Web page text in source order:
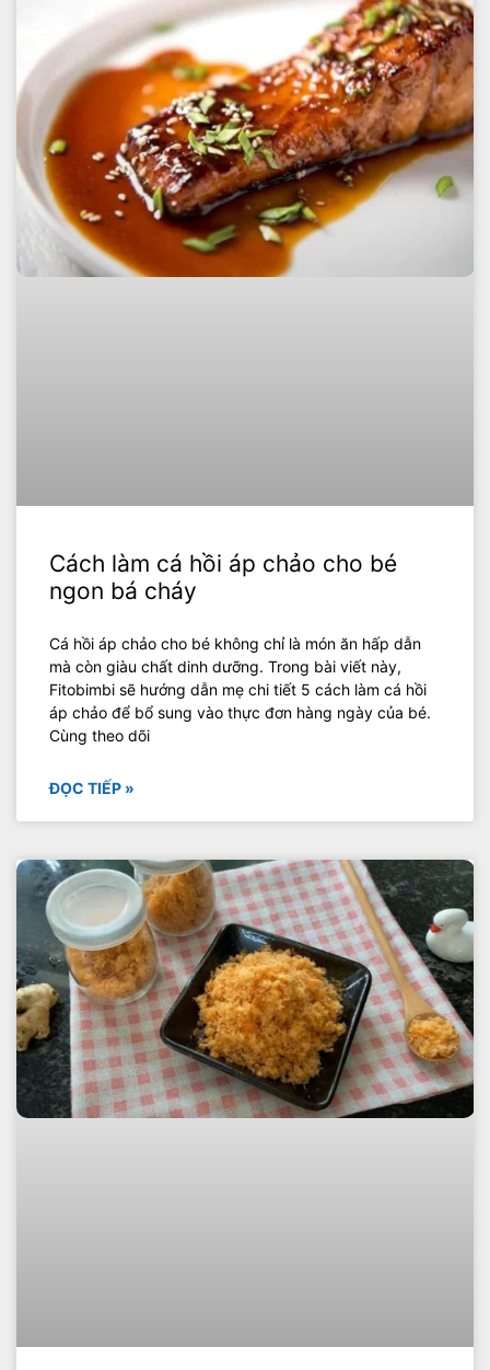
Cách làm cá hồi áp chảo cho bé
ngon bá cháy
Cá hồi áp chảo cho bé không chỉ là món ăn hấp dẫn
mà còn giàu chất dinh dưỡng. Trong bài viết này,
Fitobimbi sẽ hướng dẫn mẹ chi tiết 5 cách làm cá hồi
áp chảo để bổ sung vào thực đơn hàng ngày của bé.
Cùng theo dõi
ĐỌC TIẾP »